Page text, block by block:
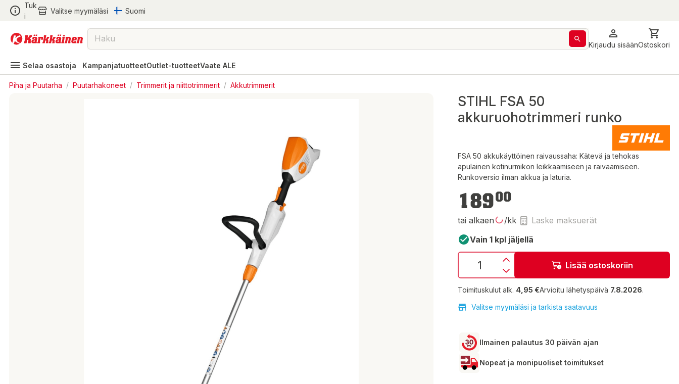
Tuk
i
Valitse myymäläsi Suomi
Kirjaudu sisäänOstoskori
Selaa osastoja KampanjatuotteetOutlet-tuotteetVaate ALE
Piha ja Puutarha / Puutarhakoneet / Trimmerit ja niittotrimmerit / Akkutrimmerit
STIHL FSA 50
akkuruohotrimmeri runko
FSA 50 akkukäyttöinen raivaussaha: Kätevä ja tehokas
apulainen kotinurmikon leikkaamiseen ja raivaamiseen.
Runkoversio ilman akkua ja laturia.
189,00 €
18900
tai alkaen /kk
Laske maksuerät
Vain 1 kpl jäljellä
Lisää ostoskoriin
Toimituskulut alk. 4,95 €Arvioitu lähetyspäivä 7.8.2026.
Valitse myymäläsi ja tarkista saatavuus
Ilmainen palautus 30 päivän ajan
Nopeat ja monipuoliset toimitukset